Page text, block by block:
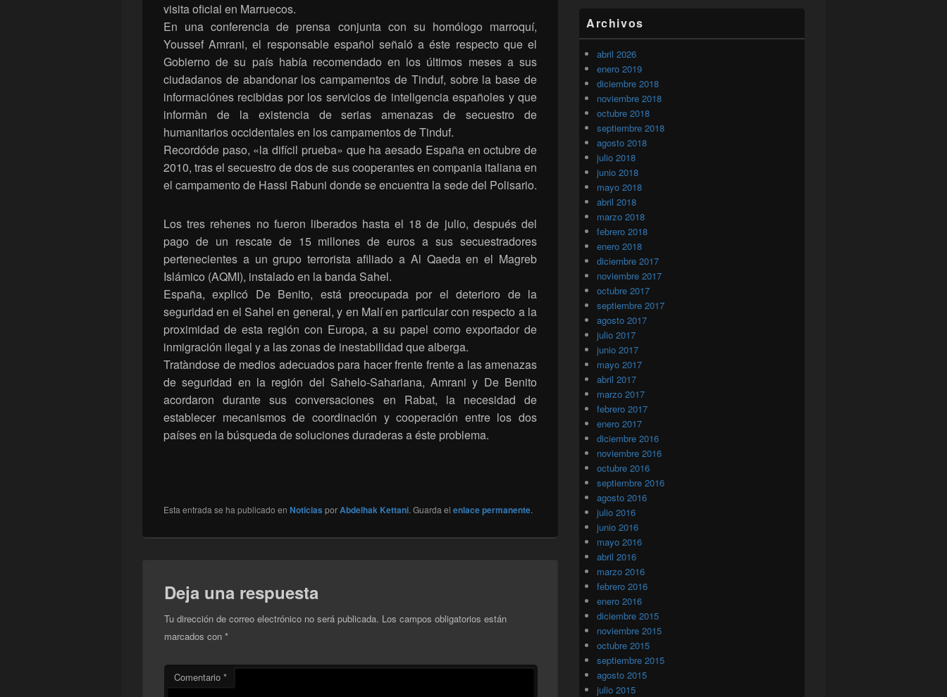
visita oficial en Marruecos.
En una conferencia de prensa conjunta con su homólogo marroquí,
Youssef Amrani, el responsable español señaló a éste respecto que el
Gobierno de su país había recomendado en los últimos meses a sus
ciudadanos de abandonar los campamentos de Tinduf, sobre la base de
informaciónes recibidas por los servicios de inteligencia españoles y que
informàn de la existencia de serias amenazas de secuestro de
humanitarios occidentales en los campamentos de Tinduf.
Recordóde paso, «la difícil prueba» que ha aesado España en octubre de
2010, tras el secuestro de dos de sus cooperantes en compania italiana en
el campamento de Hassi Rabuni donde se encuentra la sede del Polisario.
Los tres rehenes no fueron liberados hasta el 18 de julio, después del
pago de un rescate de 15 millones de euros a sus secuestradores
pertenecientes a un grupo terrorista afiliado a Al Qaeda en el Magreb
Islámico (AQMI), instalado en la banda Sahel.
España, explicó De Benito, está preocupada por el deterioro de la
seguridad en el Sahel en general, y en Malí en particular con respecto a la
proximidad de esta región con Europa, a su papel como exportador de
inmigración ilegal y a las zonas de inestabilidad que alberga.
Tratàndose de medios adecuados para hacer frente frente a las amenazas
de seguridad en la región del Sahelo-Sahariana, Amrani y De Benito
acordaron durante sus conversaciones en Rabat, la necesidad de
establecer mecanismos de coordinación y cooperación entre los dos
países en la búsqueda de soluciones duraderas a éste problema.
Esta entrada se ha publicado en Noticias porAbdelhak Kettani. Guarda el enlace permanente.
Deja una respuesta
Tu dirección de correo electrónico no será publicada. Los campos obligatorios están
marcados con *
Comentario *
Archivos
abril 2026
enero 2019
diciembre 2018
noviembre 2018
octubre 2018
septiembre 2018
agosto 2018
julio 2018
junio 2018
mayo 2018
abril 2018
marzo 2018
febrero 2018
enero 2018
diciembre 2017
noviembre 2017
octubre 2017
septiembre 2017
agosto 2017
julio 2017
junio 2017
mayo 2017
abril 2017
marzo 2017
febrero 2017
enero 2017
diciembre 2016
noviembre 2016
octubre 2016
septiembre 2016
agosto 2016
julio 2016
junio 2016
mayo 2016
abril 2016
marzo 2016
febrero 2016
enero 2016
diciembre 2015
noviembre 2015
octubre 2015
septiembre 2015
agosto 2015
julio 2015